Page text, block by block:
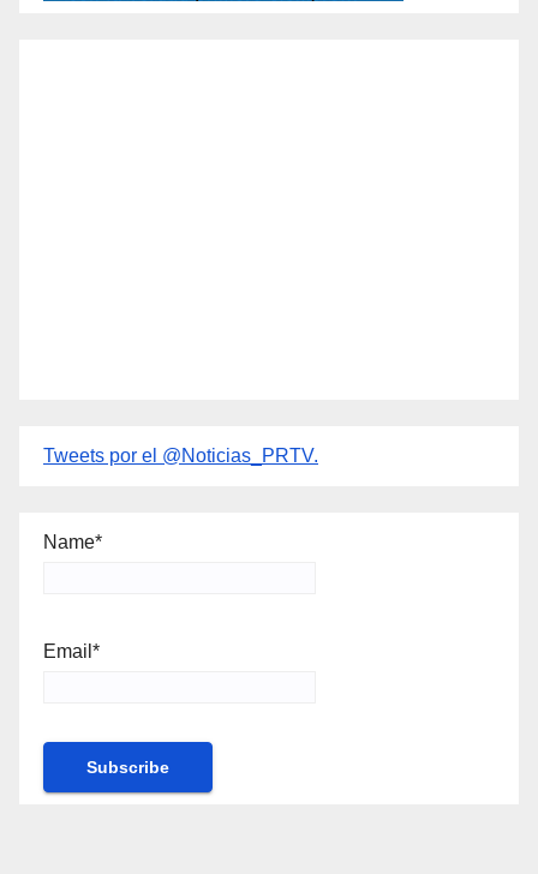
Tweets por el @Noticias_PRTV.
Name*
Email*